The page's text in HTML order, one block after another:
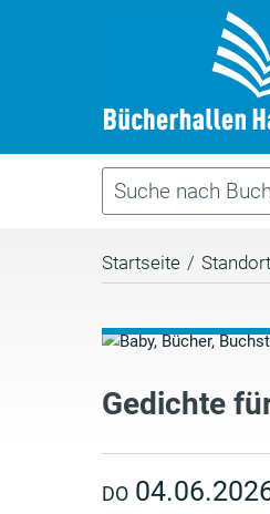
Startseite /
Gedichte
DO